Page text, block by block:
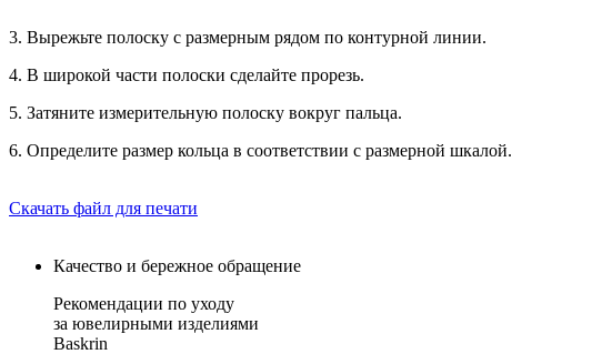
3. Вырежьте полоску с размерным рядом по контурной линии.
4. В широкой части полоски сделайте прорезь.
5. Затяните измерительную полоску вокруг пальца.
6. Определите размер кольца в соответствии с размерной шкалой.
Скачать файл для печати
Качество и бережное обращение
Рекомендации по уходу
за ювелирными изделиями
Baskrin